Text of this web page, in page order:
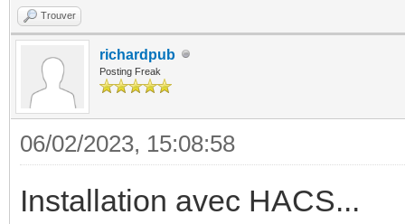
Trouver
richardpub
Posting Freak
06/02/2023, 15:08:58
Installation avec HACS...